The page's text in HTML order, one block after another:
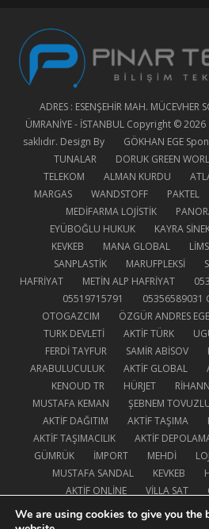
new
window
in
new
window
new
window
new
window
ADRES : ESENŞEHİR MAH.
ÜMRANİYE - İSTANBUL Copyright © 2026
saklıdır. Design By
GÖKHAN EGE
TUNALAR
DORUK GREEN
TELEKOM
ALMAN KURDU
MARGAS
WANDSTOFF PAKTEL
MEDİFARMA LOJİSTİK
EYÜBOĞLU HUKUK
KAYRA
KEVKEB
MANA GLOBAL
SANPLASTİK
MARUFPLEKSİ
HAFRİYAT
METİN ALP HAFRİYAT
05519715791
05356589031
OTOGAZCIM
ÖZGÜR ANDRES EGE
TURK DEVLETİ
AKTİF TÜRK
FERDİ TAYFUR
SAMİR ABİSOV
ARABULUCULUK
AKTİF GLOBAL
KENOUD TR
HÜRJET
MUSTAFA KEMAN
ŞEBNEM
AKTİF DAĞITIM
AKTİF TAŞIMA
AKTİF TAŞIMACILIK
AKTİF
GÜMRÜK
İMPORT MEHDİ
MUSTAFA SANDAL
KEVKEB
AKTİF ONLİNE
VİLLA SAT
PASAPORTS
EVSAT AEROPLANE
We are using cookies to give you the